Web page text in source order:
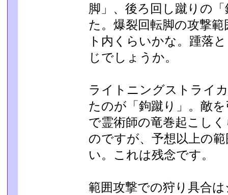
脚」、後ろ回し蹴りの
た。爆裂回転脚の攻撃
ト内くらいかな。踵落
じでしょうか。
ライトニングストライ
たのが「鉤蹴り」。敵
で霊術師の竜巻起こし
のですが、予想以上の
い。これは残念です。
範囲攻撃での狩り具合